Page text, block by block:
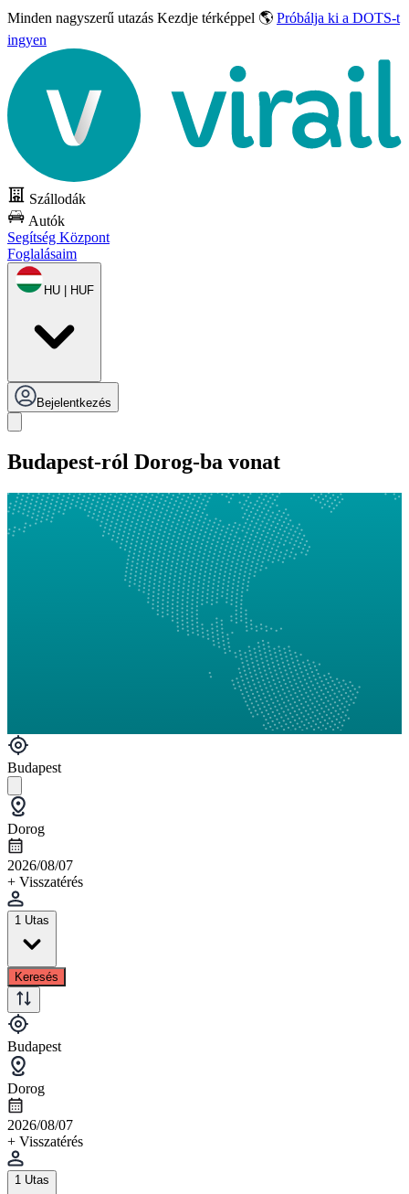
Minden nagyszerű utazás Kezdje térképpel 🌎 Próbálja ki a DOTS-t
ingyen
Szállodák
Autók
Segítség Központ
Foglalásaim
HU | HUF
Bejelentkezés
Budapest-ról Dorog-ba vonat
Budapest
Dorog
2026/08/07
+ Visszatérés
1 Utas
Keresés
Budapest
Dorog
2026/08/07
+ Visszatérés
1 Utas